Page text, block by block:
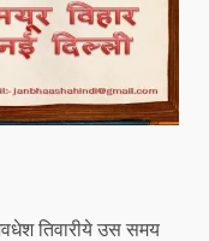
तिवारीये उस समय